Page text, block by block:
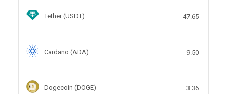
Tether (USDT) 47.65
Cardano (ADA) 9.50
Dogecoin (DOGE) 3.36